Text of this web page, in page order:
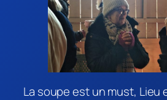
La soupe est un must, Lieu